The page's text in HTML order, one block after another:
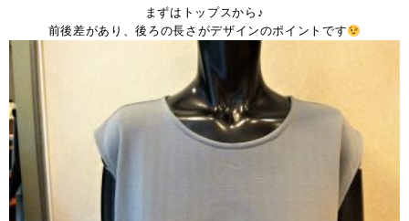
まずはトップスから♪
前後差があり、後ろの長さがデザインのポイントです